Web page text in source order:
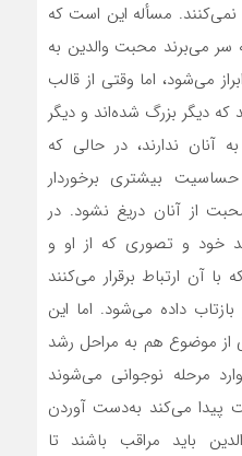
نمی‌کنند. مسأله این است که
سر می‌برند محبت والدین به
می‌شود، اما وقتی از قالب
دیگر بزرگ شده‌اند و دیگر
ندارند، در حالی که
بیشتری برخوردار
از آنان دریغ نشود. در
خود و تصوری که از او و
با آن ارتباط برقرار می‌کنند
داده می‌شود. اما این
موضوع هم به مراحل رشد
مرحله نوجوانی می‌شوند
پیدا می‌کند به‌دست آوردن
باید مراقب باشند تا